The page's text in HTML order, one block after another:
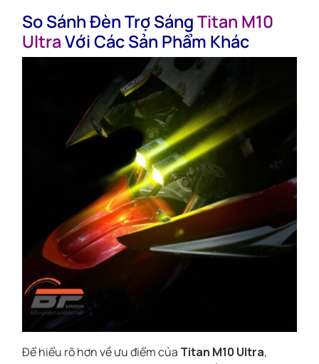
So Sánh Đèn Trợ SángTitan M10
UltraVới Các Sản Phẩm Khác
Để hiểu rõ hơn về ưu điểm của Titan M10 Ultra,